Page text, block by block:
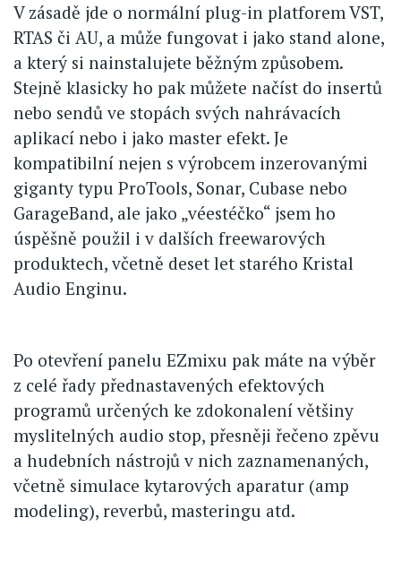
V zásadě jde o normální plug-in platforem VST,
RTAS či AU, a může fungovat i jako stand alone,
a který si nainstalujete běžným způsobem.
Stejně klasicky ho pak můžete načíst do insertů
nebo sendů ve stopách svých nahrávacích
aplikací nebo i jako master efekt. Je
kompatibilní nejen s výrobcem inzerovanými
giganty typu ProTools, Sonar, Cubase nebo
GarageBand, ale jako „véestéčko“ jsem ho
úspěšně použil i v dalších freewarových
produktech, včetně deset let starého Kristal
Audio Enginu.
Po otevření panelu EZmixu pak máte na výběr
z celé řady přednastavených efektových
programů určených ke zdokonalení většiny
myslitelných audio stop, přesněji řečeno zpěvu
a hudebních nástrojů v nich zaznamenaných,
včetně simulace kytarových aparatur (amp
modeling), reverbů, masteringu atd.